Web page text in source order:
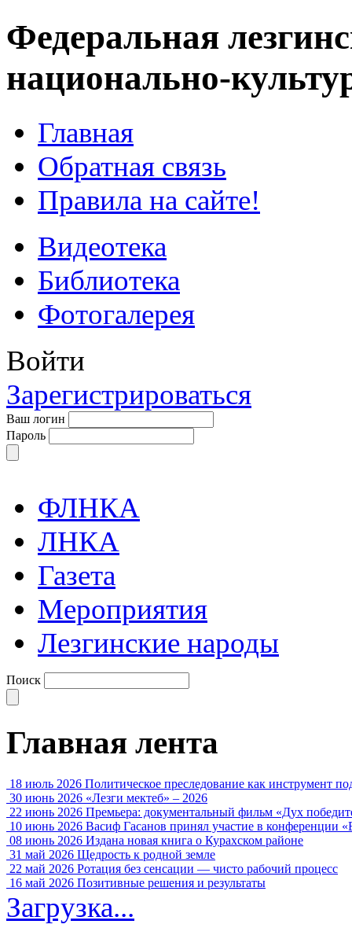
Федеральная
национально-
Главная
Обратная связь
Правила на сайте!
Видеотека
Библиотека
Фотогалерея
Войти
Зарегистрироваться
Ваш логин
Пароль
ФЛНКА
ЛНКА
Газета
Мероприятия
Лезгинские народы
Поиск
Главная лента
18 июль 2026 Политическое преследование как инструмент
30 июнь 2026 «Лезги мектеб» – 2026
22 июнь 2026 Премьера: документальный фильм «Дух
10 июнь 2026 Васиф Гасанов принял участие в конференции
08 июнь 2026 Издана новая книга о Курахском районе
31 май 2026 Щедрость к родной земле
22 май 2026 Ротация без сенсации — чисто рабочий процесс
16 май 2026 Позитивные решения и результаты
Загрузка...